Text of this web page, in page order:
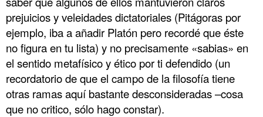
prejuicios y veleidades dictatoriales (Pitágoras por
ejemplo, iba a añadir Platón pero recordé que éste
no figura en tu lista) y no precisamente «sabias» en
el sentido metafísico y ético por ti defendido (un
recordatorio de que el campo de la filosofía tiene
otras ramas aquí bastante desconsideradas –cosa
que no critico, sólo hago constar).